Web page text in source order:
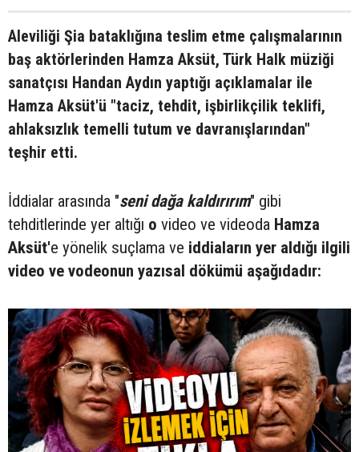
Aleviliği Şia bataklığına teslim etme çalışmalarının
baş aktörlerinden Hamza Aksüt, Türk Halk müziği
sanatçısı Handan Aydın yaptığı açıklamalar ile
Hamza Aksüt'ü "taciz, tehdit, işbirlikçilik teklifi,
ahlaksızlık temelli tutum ve davranışlarından"
teşhir etti.
İddialar arasında "seni dağa kaldırırım" gibi
tehditlerinde yer altığı o video ve videoda Hamza
Aksüt'e yönelik suçlama ve iddiaların yer aldığı ilgili
video ve vodeonun yazısal dökümü aşağıdadır: